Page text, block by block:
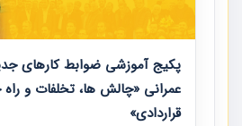
پکیج آموزشی ضوابط کارهای
عمرانی «چالش ها، تخلفات و
قراردادی»